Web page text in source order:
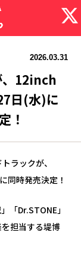
2026.03.31
、12inch
日(水)に
！
ラックが、
同時発売決定！
「Dr.STONE」
担当する堤博